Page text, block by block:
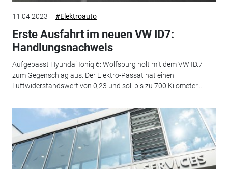
11.04.2023 #Elektroauto
Erste Ausfahrt im neuen VW ID7:
Handlungsnachweis
Aufgepasst Hyundai Ioniq 6: Wolfsburg holt mit dem VW ID.7
zum Gegenschlag aus. Der Elektro-Passat hat einen
Luftwiderstandswert von 0,23 und soll bis zu 700 Kilometer...